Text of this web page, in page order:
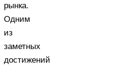
рынка.
Одним
из
заметных
достижений